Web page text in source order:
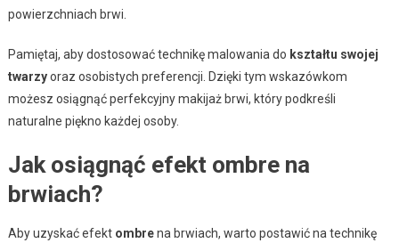
powierzchniach brwi.
Pamiętaj, aby dostosować technikę malowania do kształtu swojej
twarzyoraz osobistych preferencji. Dzięki tym wskazówkom
możesz osiągnąć perfekcyjny makijaż brwi, który podkreśli
naturalne piękno każdej osoby.
Jak osiągnąć efekt ombre na
brwiach?
Aby uzyskać efekt ombrena brwiach, warto postawić na technikę